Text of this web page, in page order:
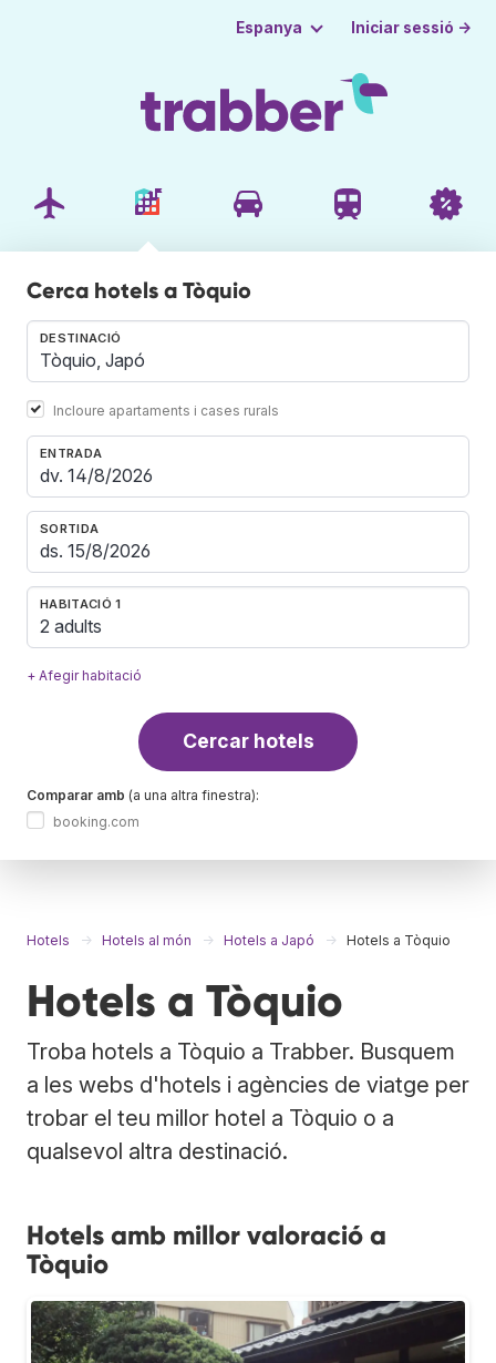
Espanya Iniciar sessió →
Cerca hotels a Tòquio
DESTINACIÓ
Incloure apartaments i cases rurals
ENTRADA
SORTIDA
HABITACIÓ 1
2 adults
+ Afegir habitació
Cercar hotels
Comparar amb (a una altra finestra):
booking.com
Hotels Hotels al món Hotels a Japó Hotels a Tòquio
Hotels a Tòquio
Troba hotels a Tòquio a Trabber. Busquem
a les webs d'hotels i agències de viatge per
trobar el teu millor hotel a Tòquio o a
qualsevol altra destinació.
Hotels amb millor valoració a
Tòquio